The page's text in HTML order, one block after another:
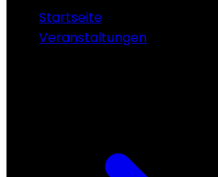
Startseite
Veranstaltungen